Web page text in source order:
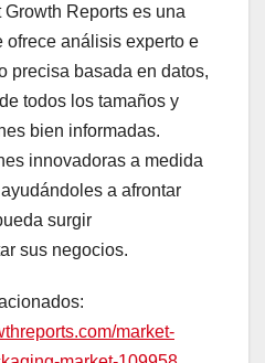
Reports es una
análisis experto e
precisa basada en datos,
todos los tamaños y
bien informadas.
innovadoras a medida
a afrontar
surgir
sus negocios.
market-